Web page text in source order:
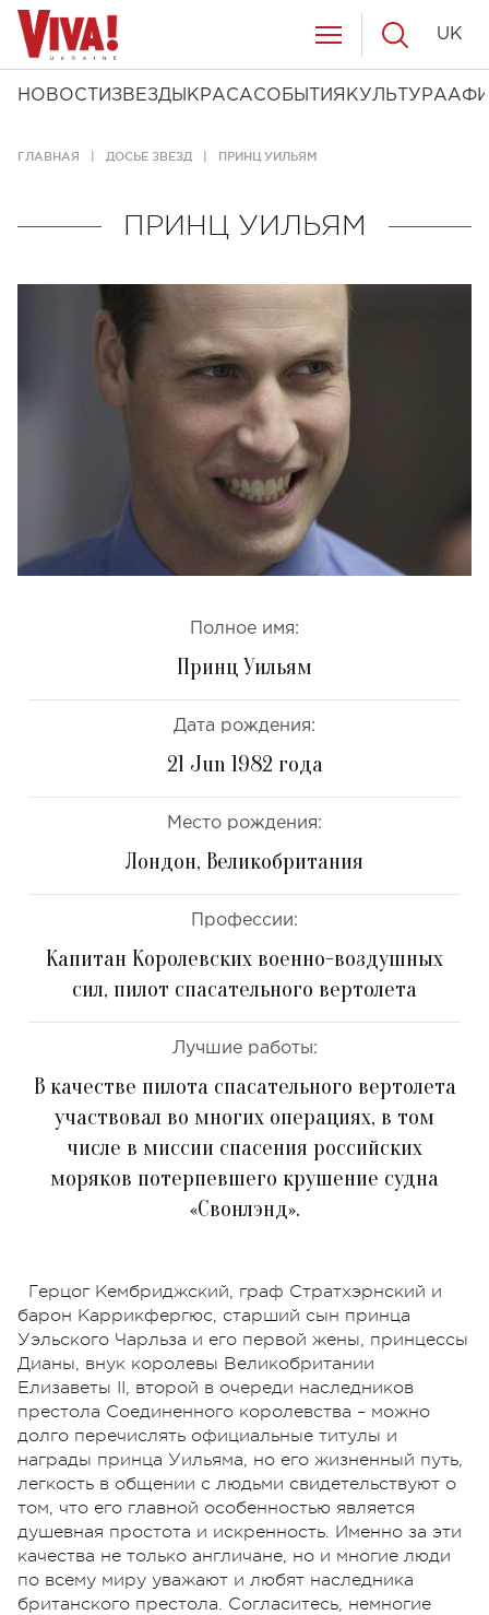
НОВОСТИ ЗВЕЗДЫ КРАСАСОБЫТИЯ КУЛЬТУРА
UK
ГЛАВНАЯ ДОСЬЕ ЗВЕЗД ПРИНЦ УИЛЬЯМ
ПРИНЦ УИЛЬЯМ
Полное имя:
Принц Уильям
Дата рождения:
21 Jun 1982 года
Место рождения:
Лондон, Великобритания
Профессии:
Капитан Королевских военно-воздушных
сил, пилот спасательного вертолета
Лучшие работы:
В качестве пилота спасательного вертолета
участвовал во многих операциях, в том
числе в миссии спасения российских
моряков потерпевшего крушение судна
«Свонлэнд».
Герцог Кембриджский, граф Стратхэрнский и
барон Каррикфергюс, старший сын принца
Уэльского Чарльза и его первой жены, принцессы
Дианы, внук королевы Великобритании
Елизаветы ІІ, второй в очереди наследников
престола Соединенного королевства – можно
долго перечислять официальные титулы и
награды принца Уильяма, но его жизненный путь,
легкость в общении с людьми свидетельствуют о
том, что его главной особенностью является
душевная простота и искренность. Именно за эти
качества не только англичане, но и многие люди
по всему миру уважают и любят наследника
британского престола. Согласитесь, немногие